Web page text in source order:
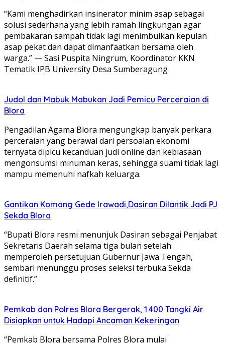
“Kami menghadirkan insinerator minim asap sebagai
solusi sederhana yang lebih ramah lingkungan agar
pembakaran sampah tidak lagi menimbulkan kepulan
asap pekat dan dapat dimanfaatkan bersama oleh
warga.” — Sasi Puspita Ningrum, Koordinator KKN
Tematik IPB University Desa Sumberagung
Judol dan Mabuk Mabukan Jadi Pemicu Perceraian di
Blora
Pengadilan Agama Blora mengungkap banyak perkara
perceraian yang berawal dari persoalan ekonomi
ternyata dipicu kecanduan judi online dan kebiasaan
mengonsumsi minuman keras, sehingga suami tidak lagi
mampu memenuhi nafkah keluarga.
Gantikan Komang Gede Irawadi,Dasiran Dilantik Jadi PJ
Sekda Blora
“Bupati Blora resmi menunjuk Dasiran sebagai Penjabat
Sekretaris Daerah selama tiga bulan setelah
memperoleh persetujuan Gubernur Jawa Tengah,
sembari menunggu proses seleksi terbuka Sekda
definitif.”
Pemkab dan Polres Blora Bergerak, 1.400 Tangki Air
Disiapkan untuk Hadapi Ancaman Kekeringan
“Pemkab Blora bersama Polres Blora mulai